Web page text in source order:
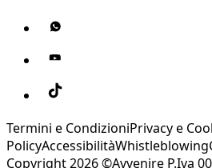
Termini e CondizioniPrivacy e
PolicyAccessibilitàWhistleblowing
Copyright 2026 ©Avvenire P.Iva